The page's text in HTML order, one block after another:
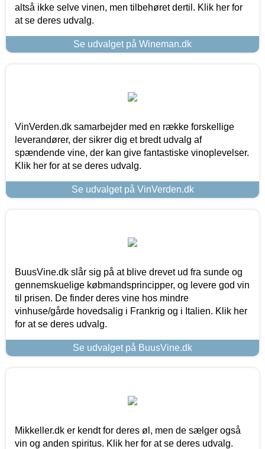
altså ikke selve vinen, men tilbehøret dertil. Klik her for
at se deres udvalg.
Se udvalget på Wineman.dk
VinVerden.dk samarbejder med en række forskellige
leverandører, der sikrer dig et bredt udvalg af
spændende vine, der kan give fantastiske vinoplevelser.
Klik her for at se deres udvalg.
Se udvalget på VinVerden.dk
BuusVine.dk slår sig på at blive drevet ud fra sunde og
gennemskuelige købmandsprincipper, og levere god vin
til prisen. De finder deres vine hos mindre
vinhuse/gårde hovedsalig i Frankrig og i Italien. Klik her
for at se deres udvalg.
Se udvalget på BuusVine.dk
Mikkeller.dk er kendt for deres øl, men de sælger også
vin og anden spiritus. Klik her for at se deres udvalg.